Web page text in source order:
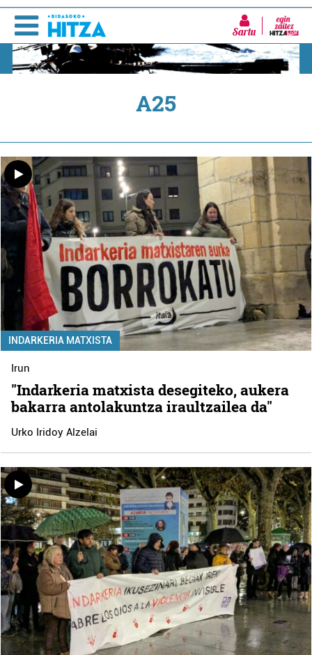
Sartu
A25
INDARKERIA MATXISTA
Irun
"Indarkeria matxista desegiteko, aukera
bakarra antolakuntza iraultzailea da"
Urko Iridoy Alzelai